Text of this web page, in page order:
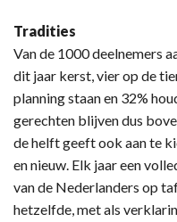
Tradities
Van de 1000 deelnemers
dit jaar kerst, vier op de
planning staan en 32%
gerechten blijven dus
de helft geeft ook aan te
en nieuw. Elk jaar een
van de Nederlanders op
hetzelfde, met als